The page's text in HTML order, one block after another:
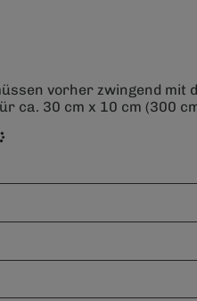
vorher zwingend
ca. 30 cm x 10 cm (300